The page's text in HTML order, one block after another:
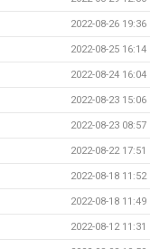
2022-08-26 19:36
2022-08-25 16:14
2022-08-24 16:04
2022-08-23 15:06
2022-08-23 08:57
2022-08-22 17:51
2022-08-18 11:52
2022-08-18 11:49
2022-08-12 11:31